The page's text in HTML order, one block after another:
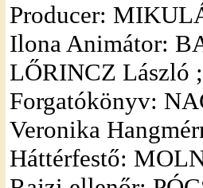
Producer:
Ilona Animátor:
LŐRINCZ László
Forgatókönyv:
Veronika
Háttérfestő: